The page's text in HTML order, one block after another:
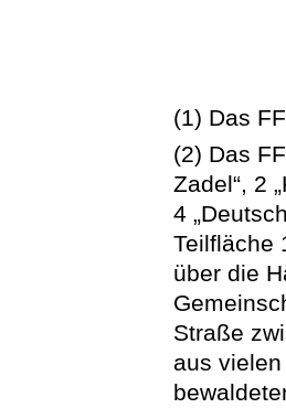
(1) Das
(2) Das
Zadel“, 2
4
Teilfläche
über die
Straße
aus